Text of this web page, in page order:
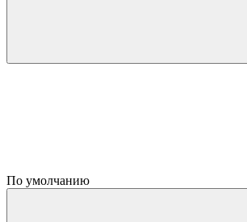
По умолчанию